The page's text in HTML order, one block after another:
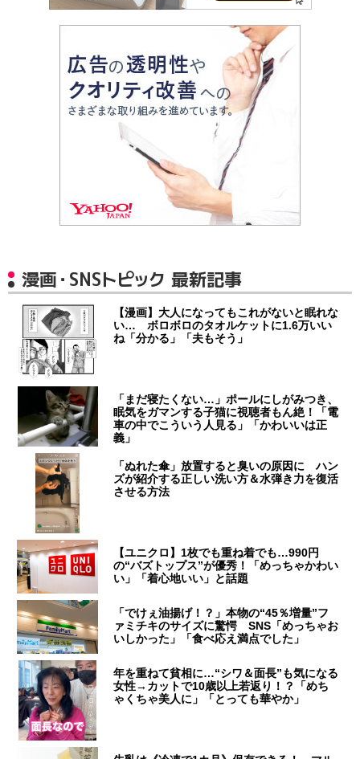
漫画・SNSトピック 最新記事
【漫画】大人になってもこれがないと眠れな
い… ボロボロのタオルケットに1.6万いい
ね「分かる」「夫もそう」
「まだ寝たくない…」ポールにしがみつき、
眠気をガマンする子猫に視聴者もん絶！「電
車の中でこういう人見る」「かわいいは正
義」
「ぬれた傘」放置すると臭いの原因に ハン
ズが紹介する正しい洗い方＆水弾き力を復活
させる方法
【ユニクロ】1枚でも重ね着でも…990円
の“バズトップス”が優秀！「めっちゃかわい
い」「着心地いい」と話題
「でけぇ油揚げ！？」本物の“45％増量”フ
ァミチキのサイズに驚愕 SNS「めっちゃお
いしかった」「食べ応え満点でした」
年を重ねて貧相に…“シワ＆面長”も気になる
女性→カットで10歳以上若返り！？「めち
ゃくちゃ美人に」「とっても華やか」